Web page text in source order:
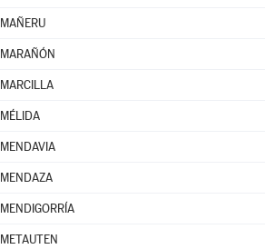
MAÑERU
MARAÑÓN
MARCILLA
MÉLIDA
MENDAVIA
MENDAZA
MENDIGORRÍA
METAUTEN